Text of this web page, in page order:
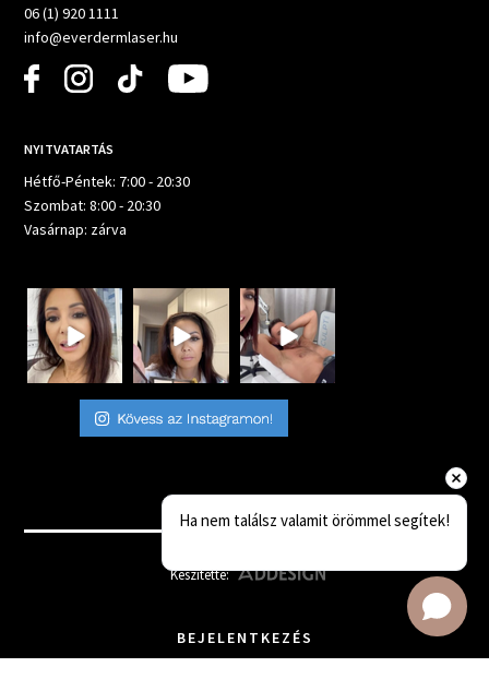
BEJELENTKEZÉS
06 (1) 920 1111
info@everdermlaser.hu
NYITVATARTÁS
Hétfő-Péntek: 7:00 - 20:30
Szombat: 8:00 - 20:30
Vasárnap: zárva
Készítette:
Ha nem találsz valamit örömmel segítek!